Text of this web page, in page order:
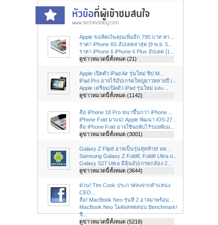
Apple ขอคิดเงินคุณเพิ่มอีก 790 บาท หา...
ราคา iPhone 6S อัปเดตล่าสุด [9 พ.ย. 5...
ราคา iPhone 6 iPhone 6 Plus อัปเดต [1...
ดูข่าวหมวดนี้ทั้งหมด (21)
Apple เปิดตัว iPad Air รุ่นใหม่ ชิป M...
iPad Pro อาจไร้อัปเกรดใหญ่ยาวหลายปี เ...
Apple เตรียมเปิดตัว iPad รุ่นใหม่ และ...
ดูข่าวหมวดนี้ทั้งหมด (1142)
ลือ iPhone 18 Pro หนาขึ้นกว่า iPhone ...
iPhone Fold มาแน่! Apple พัฒนา iOS 27...
ลือ iPhone Fold อาจใช้จอพับไร้รอยพับแ...
ดูข่าวหมวดนี้ทั้งหมด (3001)
Galaxy Z Flip8 อาจเป็นรุ่นสุดท้าย! หล...
Samsung Galaxy Z Fold8, Fold8 Ultra แ...
Galaxy S27 Ultra มีลุ้นอัปเกรดกล้อง 2...
ดูข่าวหมวดนี้ทั้งหมด (3644)
ด่วน! Tim Cook ประกาศลงจากตำแหน่ง
CEO...
ลือ! MacBook Neo รุ่นที่ 2 อาจมาพร้อม...
MacBook Neo โผล่ผลทดสอบ Benchmark!
ชิ...
ดูข่าวหมวดนี้ทั้งหมด (5218)